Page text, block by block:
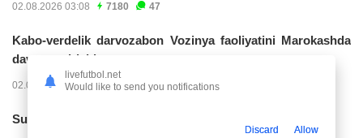
02.08.2026 03:08 7180 47
Kabo-verdelik darvozabon Vozinya faoliyatini Marokashda
davom ettirishi...
02.08.2026 01:08 3924 47
Superliga. "Dinamo" – "Neftchi" (matnli...
livefutbol.net
Would like to send you notifications
Discard Allow